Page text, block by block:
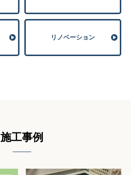
リノベーション
施⼯事例